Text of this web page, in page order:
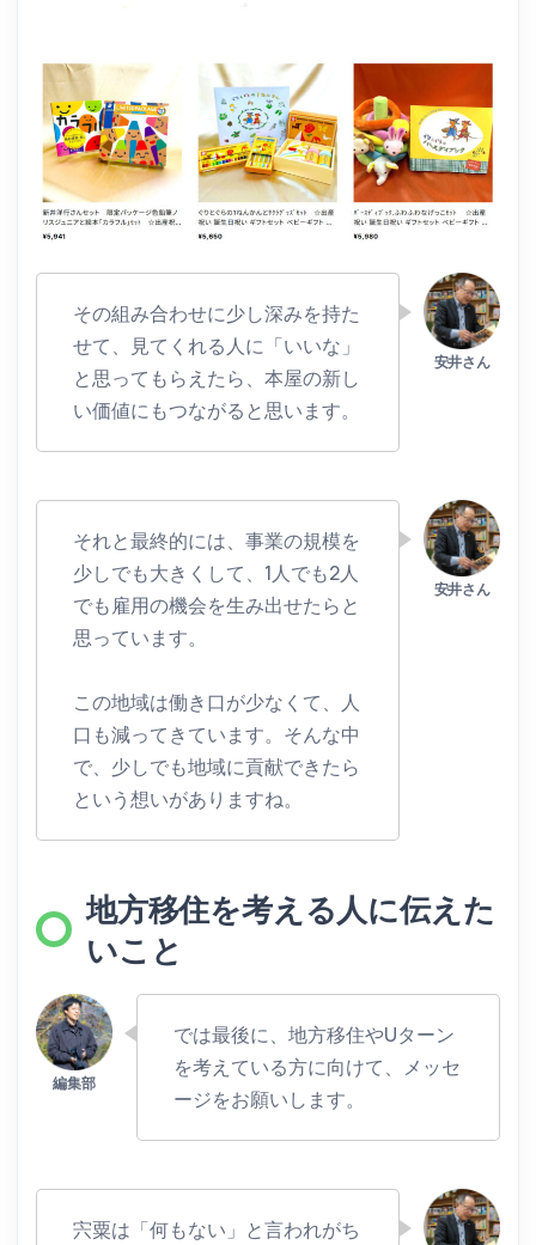
その組み合わせに少し深みを持た
せて、見てくれる人に「いいな」
と思ってもらえたら、本屋の新し
い価値にもつながると思います。
それと最終的には、事業の規模を
少しでも大きくして、1人でも2人
でも雇用の機会を生み出せたらと
思っています。
この地域は働き口が少なくて、人
口も減ってきています。そんな中
で、少しでも地域に貢献できたら
という想いがありますね。
地方移住を考える人に伝えた
いこと
では最後に、地方移住やUターン
を考えている方に向けて、メッセ
ージをお願いします。
宍粟は「何もない」と言われがち